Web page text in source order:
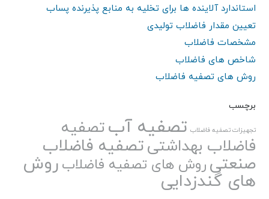
استاندارد آلاینده ها برای تخلیه به منابع پذیرنده پساب
تعیین مقدار فاضلاب تولیدی
مشخصات فاضلاب
شاخص های فاضلاب
روش های تصفیه فاضلاب
برچسب
تجهیزات تصفیه فاضلاب تصفیه آبتصفیه
فاضلاب بهداشتیتصفیه فاضلاب
صنعتی روش های تصفیه فاضلاب روش
های گندزدایی